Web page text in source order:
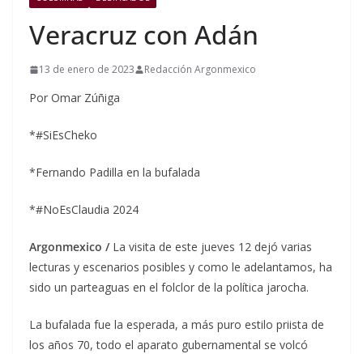
Veracruz con Adán
13 de enero de 2023 Redacción Argonmexico
Por Omar Zúñiga
*#SiEsCheko
*Fernando Padilla en la bufalada
*#NoEsClaudia 2024
Argonmexico / La visita de este jueves 12 dejó varias
lecturas y escenarios posibles y como le adelantamos, ha
sido un parteaguas en el folclor de la política jarocha.
La bufalada fue la esperada, a más puro estilo priista de
los años 70, todo el aparato gubernamental se volcó